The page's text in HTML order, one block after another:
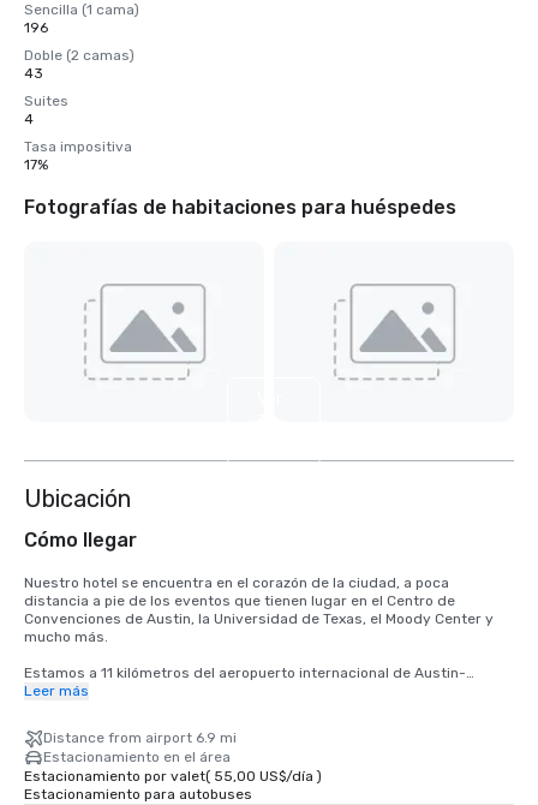
Sencilla (1 cama)
196
Doble (2 camas)
43
Suites
4
Tasa impositiva
17%
Fotografías de habitaciones para huéspedes
Ubicación
Cómo llegar
Nuestro hotel se encuentra en el corazón de la ciudad, a poca
distancia a pie de los eventos que tienen lugar en el Centro de
Convenciones de Austin, la Universidad de Texas, el Moody Center y
mucho más.
Estamos a 11 kilómetros del aeropuerto internacional de Austin-
Bergstrom (AUS) y a pocos pasos del Capitolio del estado de Texas,
nuestras habitaciones de hotel.
Leer más
Distance from airport 6.9 mi
Estacionamiento en el área
Estacionamiento por valet( 55,00 US$/día )
Estacionamiento para autobuses